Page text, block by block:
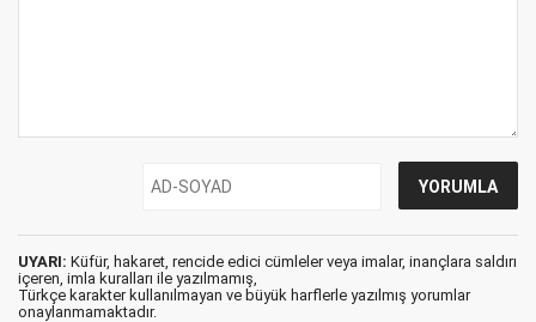
UYARI: Küfür, hakaret, rencide edici cümleler veya imalar, inançlara saldırı
içeren, imla kuralları ile yazılmamış,
Türkçe karakter kullanılmayan ve büyük harflerle yazılmış yorumlar
onaylanmamaktadır.